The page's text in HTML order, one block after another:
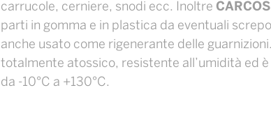
carrucole, cerniere, snodi ecc. Inoltre
parti in gomma e in plastica da eventuali
anche usato come rigenerante delle
totalmente atossico, resistente all’umidità ed
da -10°C a +130°C.